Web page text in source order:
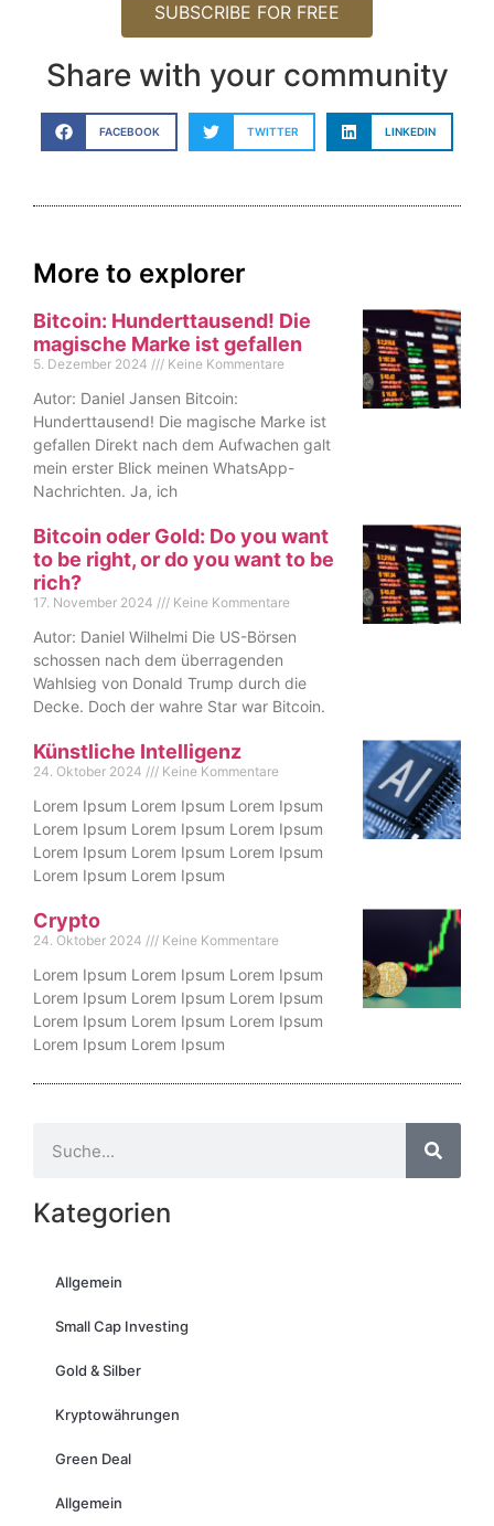
Kategorien
Allgemein
Small Cap Investing
Gold & Silber
Kryptowährungen
Green Deal
Allgemein
SUBSCRIBE FOR FREE
Share with your community
FACEBOOK TWITTER LINKEDIN
More to explorer
Bitcoin: Hunderttausend! Die
magische Marke ist gefallen
5. Dezember 2024 Keine Kommentare
Autor: Daniel Jansen Bitcoin:
Hunderttausend! Die magische Marke ist
gefallen Direkt nach dem Aufwachen galt
mein erster Blick meinen WhatsApp-
Nachrichten. Ja, ich
Bitcoin oder Gold: Do you want
to be right, or do you want to be
rich?
17. November 2024 Keine Kommentare
Autor: Daniel Wilhelmi Die US-Börsen
schossen nach dem überragenden
Wahlsieg von Donald Trump durch die
Decke. Doch der wahre Star war Bitcoin.
Künstliche Intelligenz
24. Oktober 2024 Keine Kommentare
Lorem Ipsum Lorem Ipsum Lorem Ipsum
Lorem Ipsum Lorem Ipsum Lorem Ipsum
Lorem Ipsum Lorem Ipsum Lorem Ipsum
Lorem Ipsum Lorem Ipsum
Crypto
24. Oktober 2024 Keine Kommentare
Lorem Ipsum Lorem Ipsum Lorem Ipsum
Lorem Ipsum Lorem Ipsum Lorem Ipsum
Lorem Ipsum Lorem Ipsum Lorem Ipsum
Lorem Ipsum Lorem Ipsum